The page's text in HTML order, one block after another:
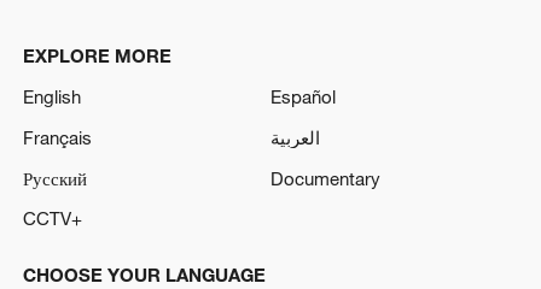
EXPLORE MORE
English
Español
Français
العربية
Русский
Documentary
CCTV+
CHOOSE YOUR LANGUAGE